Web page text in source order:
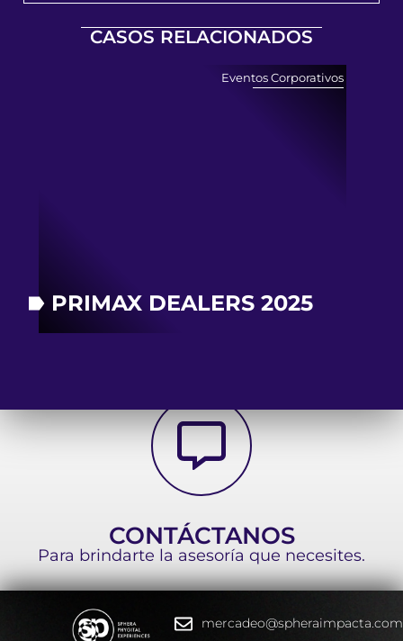
CASOS RELACIONADOS
Eventos Corporativos
PRIMAX DEALERS 2025
CONTÁCTANOS
Para brindarte la asesoría que necesites.
mercadeo@spheraimpacta.com